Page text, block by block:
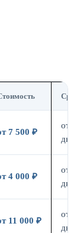
Срок
7 500 ₽
от 7
дн.
4 000 ₽
от 3
дн.
11 000 ₽
от 7
дн.